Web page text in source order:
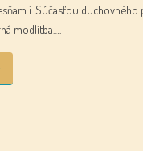
i. Súčasťou duchovného
modlitba….